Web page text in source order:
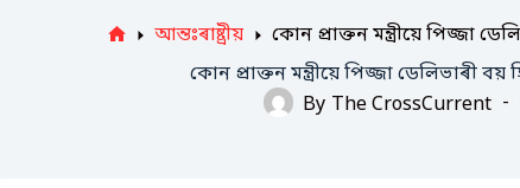
আন্তঃৰাষ্ট্ৰীয়
কোন প্ৰাক্তন মন্ত্ৰীয়ে পিজ্জা
কোন প্ৰাক্তন মন্ত্ৰীয়ে পিজ্জা ডেলিভাৰী
By The CrossCurrent